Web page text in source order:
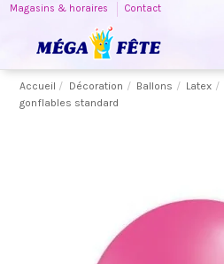
Magasins & horaires Contact
Accueil Décoration Ballons Latex
gonflables standard